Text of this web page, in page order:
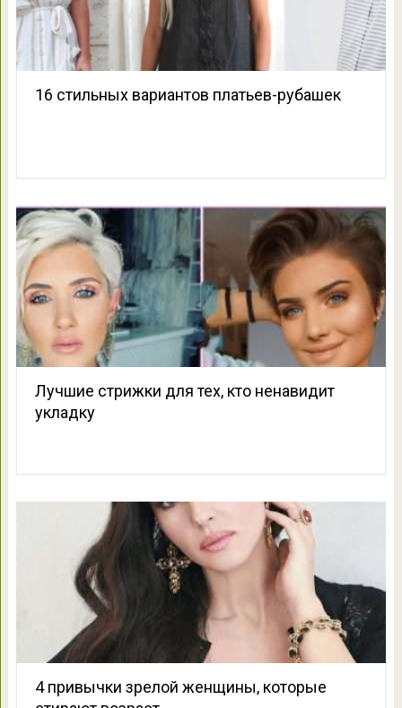
16 стильных вариантов платьев-рубашек
Лучшие стрижки для тех, кто ненавидит
укладку
4 привычки зрелой женщины, которые